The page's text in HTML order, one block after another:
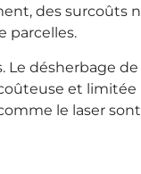
des surcoûts
parcelles.
désherbage
et
le laser